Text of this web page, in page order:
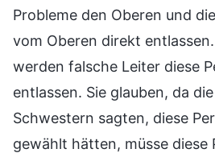
Probleme den Oberen und
vom Oberen direkt
werden falsche Leiter diese
entlassen. Sie glauben, da
Schwestern sagten, diese
gewählt hätten, müsse diese